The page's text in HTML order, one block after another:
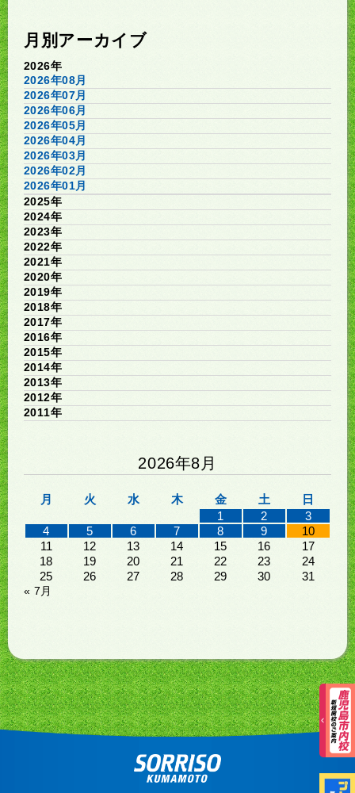
月別アーカイブ
2026年
2026年08月
2026年07月
2026年06月
2026年05月
2026年04月
2026年03月
2026年02月
2026年01月
2025年
2024年
2023年
2022年
2021年
2020年
2019年
2018年
2017年
2016年
2015年
2014年
2013年
2012年
2011年
2026年8月
月 火 水 木 金 土
日
1
2
3
4
5 6 7 8 9
10
11
12 13 14 15 16
17
18
19 20 21 22 23
24
25
26 27 28 29 30 31
« 7月